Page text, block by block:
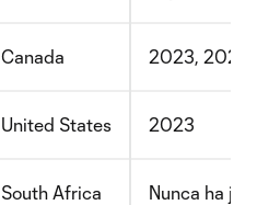
Canada 2023, 2024,
United States 2023
South Africa Nunca ha